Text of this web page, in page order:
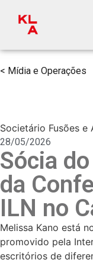
< Mídia e Operações
Societário Fusões e
28/05/2026
Sócia
da
ILN no
Melissa Kano está
promovido pela
escritórios de